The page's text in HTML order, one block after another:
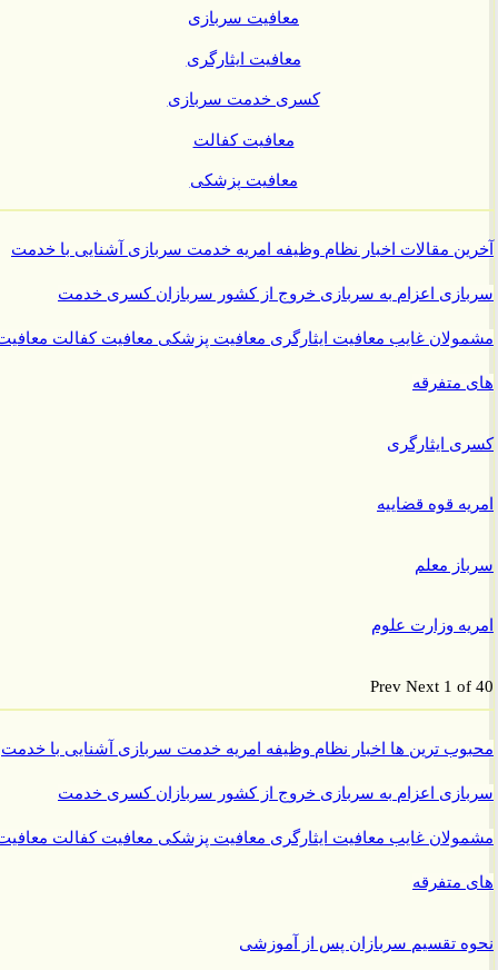
معافیت سربازی
معافیت ایثارگری
کسری خدمت سربازی
معافیت کفالت
معافیت پزشکی
مقالاتاخبار نظام وظیفهامریهخدمت سربازیآشنایی با خدمت
اعزام به سربازیخروج از کشور سربازانکسری خدمت
غایبمعافیت ایثارگریمعافیت پزشکیمعافیت کفالتمعافیت
متفرقه
ایثارگری
قوه قضاییه
معلم
وزارت علوم
PrevNext 1
ترین هااخبار نظام وظیفهامریهخدمت سربازیآشنایی با خدمت
اعزام به سربازیخروج از کشور سربازانکسری خدمت
غایبمعافیت ایثارگریمعافیت پزشکیمعافیت کفالتمعافیت
متفرقه
تقسیم سربازان پس از آموزشی